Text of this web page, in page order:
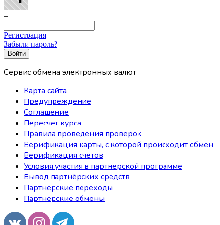
=
Регистрация
Забыли пароль?
Сервис обмена электронных валют
Карта сайта
Предупреждение
Соглашение
Пересчет курса
Правила проведения проверок
Верификация карты, с которой происходит обмен
Верификация счетов
Условия участия в партнерской программе
Вывод партнёрских средств
Партнёрские переходы
Партнёрские обмены